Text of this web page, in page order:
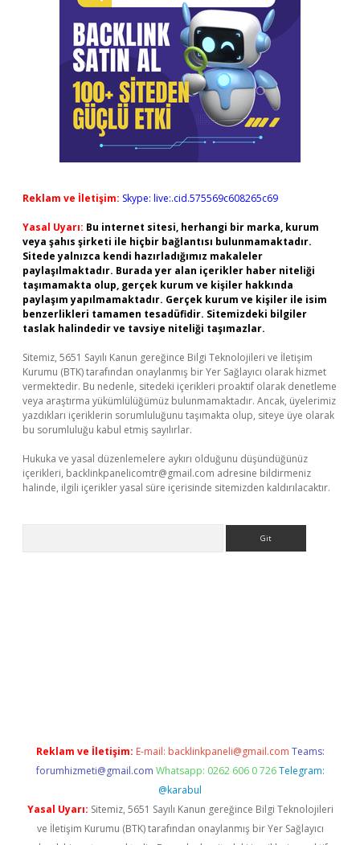
Reklam ve İletişim: Skype: live:.cid.575569c608265c69
Yasal Uyarı: Bu internet sitesi, herhangi bir marka, kurum
veya şahıs şirketi ile hiçbir bağlantısı bulunmamaktadır.
Sitede yalnızca kendi hazırladığımız makaleler
paylaşılmaktadır. Burada yer alan içerikler haber niteliği
taşımamakta olup, gerçek kurum ve kişiler hakkında
paylaşım yapılmamaktadır. Gerçek kurum ve kişiler ile isim
benzerlikleri tamamen tesadüfidir. Sitemizdeki bilgiler
taslak halindedir ve tavsiye niteliği taşımazlar.
Sitemiz, 5651 Sayılı Kanun gereğince Bilgi Teknolojileri ve İletişim
Kurumu (BTK) tarafından onaylanmış bir Yer Sağlayıcı olarak hizmet
vermektedir. Bu nedenle, sitedeki içerikleri proaktif olarak denetleme
veya araştırma yükümlülüğümüz bulunmamaktadır. Ancak, üyelerimiz
yazdıkları içeriklerin sorumluluğunu taşımakta olup, siteye üye olarak
bu sorumluluğu kabul etmiş sayılırlar.
Hukuka ve yasal düzenlemelere aykırı olduğunu düşündüğünüz
içerikleri, backlinkpanelicomtr@gmail.com adresine bildirmeniz
halinde, ilgili içerikler yasal süre içerisinde sitemizden kaldırılacaktır.
Reklam ve İletişim: E-mail: backlinkpaneli@gmail.com Teams:
forumhizmeti@gmail.com Whatsapp: 0262 606 0 726 Telegram:
@karabul
Yasal Uyarı: Sitemiz, 5651 Sayılı Kanun gereğince Bilgi Teknolojileri
ve İletişim Kurumu (BTK) tarafından onaylanmış bir Yer Sağlayıcı